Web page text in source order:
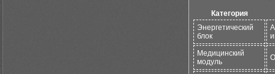
Категория
Энергетический
блок
Медицинский
модуль